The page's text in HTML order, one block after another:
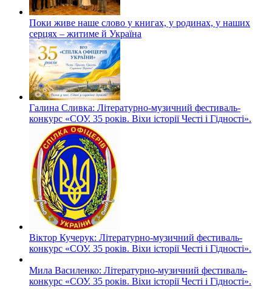
Поки живе наше слово у книгах, у родинах, у наших
серцях – житиме й Україна
Галина Сливка: Літературно-музичний фестиваль-
конкурс «СОУ. 35 років. Віхи історії Честі і Гідності».
Віктор Кучерук: Літературно-музичний фестиваль-
конкурс «СОУ. 35 років. Віхи історії Честі і Гідності».
Мила Василенко: Літературно-музичний фестиваль-
конкурс «СОУ. 35 років. Віхи історії Честі і Гідності».